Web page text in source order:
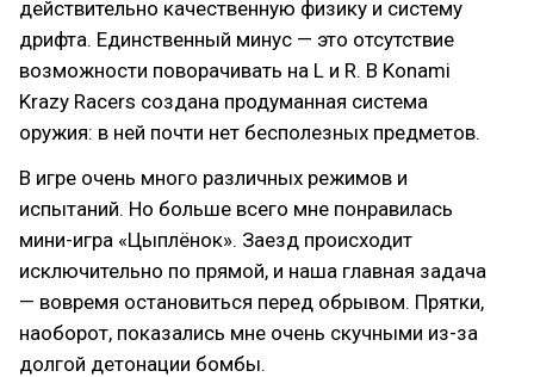
действительно качественную физику и систему
дрифта. Единственный минус — это отсутствие
возможности поворачивать на L и R. В Konami
Krazy Racers создана продуманная система
оружия: в ней почти нет бесполезных предметов.
В игре очень много различных режимов и
испытаний. Но больше всего мне понравилась
мини-игра «Цыплёнок». Заезд происходит
исключительно по прямой, и наша главная задача
— вовремя остановиться перед обрывом. Прятки,
наоборот, показались мне очень скучными из-за
долгой детонации бомбы.